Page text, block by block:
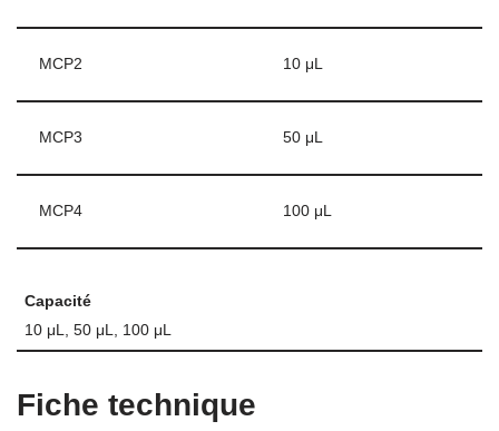
MCP2 10 μL
MCP3 50 μL
MCP4 100 μL
Capacité
10 μL, 50 μL, 100 μL
Fiche technique